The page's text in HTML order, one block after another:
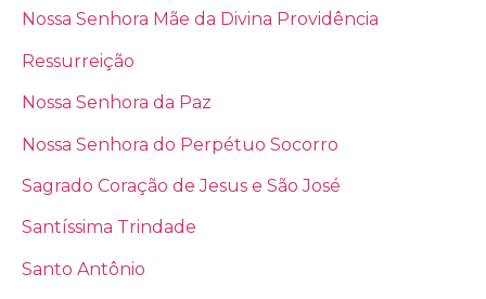
Nossa Senhora Mãe da Divina Providência
Ressurreição
Nossa Senhora da Paz
Nossa Senhora do Perpétuo Socorro
Sagrado Coração de Jesus e São José
Santíssima Trindade
Santo Antônio